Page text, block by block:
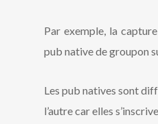
Par exemple, la
pub native de groupon
Les pub natives sont
l’autre car elles